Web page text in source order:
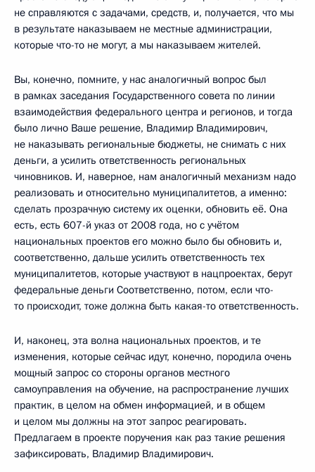
не справляются с задачами, средств, и, получается, что мы
в результате наказываем не местные администрации,
которые что-то не могут, а мы наказываем жителей.
Вы, конечно, помните, у нас аналогичный вопрос был
в рамках заседания Государственного совета по линии
взаимодействия федерального центра и регионов, и тогда
было лично Ваше решение, Владимир Владимирович,
не наказывать региональные бюджеты, не снимать с них
деньги, а усилить ответственность региональных
чиновников. И, наверное, нам аналогичный механизм надо
реализовать и относительно муниципалитетов, а именно:
сделать прозрачную систему их оценки, обновить её. Она
есть, есть 607-й указ от 2008 года, но с учётом
национальных проектов его можно было бы обновить и,
соответственно, дальше усилить ответственность тех
муниципалитетов, которые участвуют в нацпроектах, берут
федеральные деньги Соответственно, потом, если что-
то происходит, тоже должна быть какая-то ответственность.
И, наконец, эта волна национальных проектов, и те
изменения, которые сейчас идут, конечно, породила очень
мощный запрос со стороны органов местного
самоуправления на обучение, на распространение лучших
практик, в целом на обмен информацией, и в общем
и целом мы должны на этот запрос реагировать.
Предлагаем в проекте поручения как раз такие решения
зафиксировать, Владимир Владимирович.